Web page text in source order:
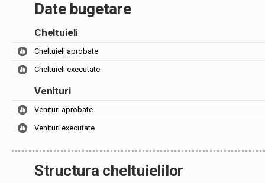
Date bugetare
Cheltuieli
Cheltuieli aprobate
Cheltuieli executate
Venituri
Venituri aprobate
Venituri executate
Structura cheltuielilor